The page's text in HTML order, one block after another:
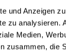
und Anzeigen
zu
Medien,
zusammen, die